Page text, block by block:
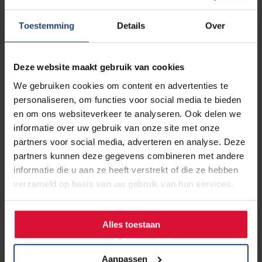
Toestemming Details Over
Deze website maakt gebruik van cookies
We gebruiken cookies om content en advertenties te
personaliseren, om functies voor social media te bieden
en om ons websiteverkeer te analyseren. Ook delen we
informatie over uw gebruik van onze site met onze
partners voor social media, adverteren en analyse. Deze
partners kunnen deze gegevens combineren met andere
informatie die u aan ze heeft verstrekt of die ze hebben
verzameld op basis van uw gebruik van hun services.
Alles toestaan
Aanpassen
Wat levert het een longarts of
SanaCoach gebruikt?
Het uiteindelijke doel van de SanaCoach is om meer
inzicht te krijgen in (het beloop van) de klachten en de
conditie van de patiënt. Deze informatie kan als leidraad
dienen bij het gesprek met de behandelaar in de
spreekkamer. Zo kunnen er gerichter vragen worden
gesteld. En kan de behandeling eventueel eerder worden
aangepast.
Het levert ook tijdwinst op doordat kleine vragen en
antwoorden via berichten in de SanaCoach gestuurd
kunnen worden. Hierdoor is er meer tijd om te bellen of
contact te hebben met de patiënt bij grotere vragen of